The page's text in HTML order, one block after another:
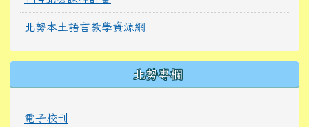
北勢本土語言教學資源網
北勢專欄
電子校刊